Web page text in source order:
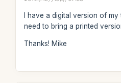
I have a digital version of my
need to bring a printed
Thanks! Mike